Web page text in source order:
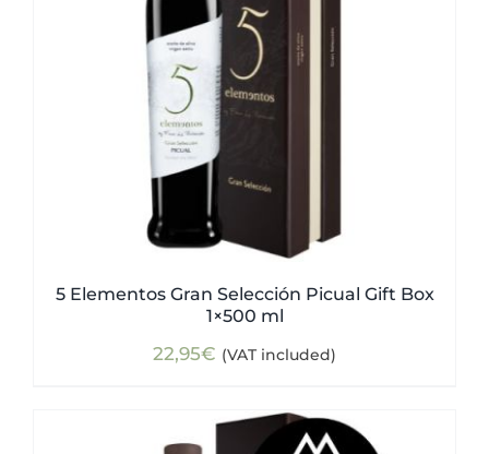
5 Elementos Gran Selección Picual Gift Box
1×500 ml
22,95€ (VAT included)